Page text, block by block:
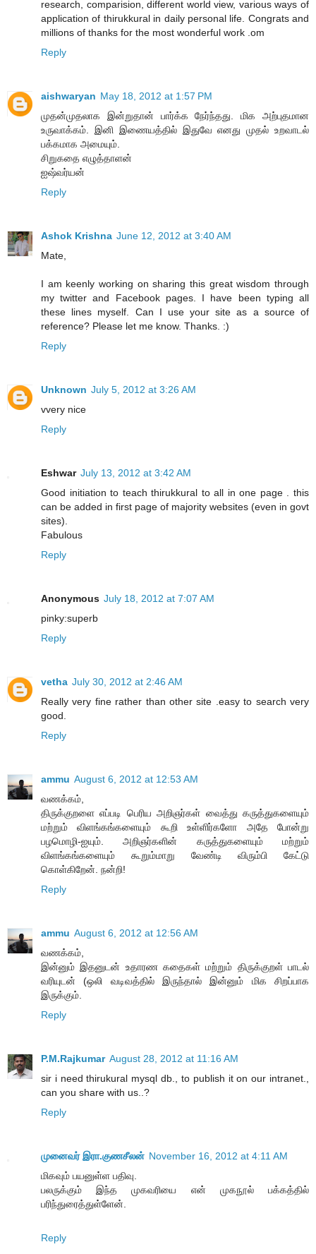
research, comparision, different world view, various ways of
application of thirukkural in daily personal life. Congrats and
millions of thanks for the most wonderful work .om
Reply
aishwaryan May 18, 2012 at 1:57 PM
முதன்முதலாக இன்றுதான் பார்க்க நேர்ந்தது. மிக அற்புதமான
உருவாக்கம். இனி இணையத்தில் இதுவே எனது முதல் உறவாடல்
பக்கமாக அமையும்.
சிறுகதை எழுத்தாளன்
ஐஷ்வர்யன்
Reply
Ashok Krishna June 12, 2012 at 3:40 AM
Mate,
I am keenly working on sharing this great wisdom through
my twitter and Facebook pages. I have been typing all
these lines myself. Can I use your site as a source of
reference? Please let me know. Thanks. :)
Reply
Unknown July 5, 2012 at 3:26 AM
vvery nice
Reply
Eshwar July 13, 2012 at 3:42 AM
Good initiation to teach thirukkural to all in one page . this
can be added in first page of majority websites (even in govt
sites).
Fabulous
Reply
Anonymous July 18, 2012 at 7:07 AM
pinky:superb
Reply
vetha July 30, 2012 at 2:46 AM
Really very fine rather than other site .easy to search very
good.
Reply
ammu August 6, 2012 at 12:53 AM
வணக்கம்,
திருக்குறளை எப்படி பெரிய அறிஞர்கள் வைத்து கருத்துகளையும்
மற்றும் விளங்கங்களையும் கூறி உள்ளிர்களோ அதே போன்று
பழமொழி-ஐயும். அறிஞர்களின் கருத்துகளையும் மற்றும்
விளங்கங்களையும் கூறும்மாறு வேண்டி விரும்பி கேட்டு
கொள்கிறேன். நன்றி!
Reply
ammu August 6, 2012 at 12:56 AM
வணக்கம்,
இன்னும் இதனுடன் உதாரண கதைகள் மற்றும் திருக்குறள் பாடல்
வரியுடன் (ஒலி வடிவத்தில் இருந்தால் இன்னும் மிக சிறப்பாக
இருக்கும்.
Reply
P.M.Rajkumar August 28, 2012 at 11:16 AM
sir i need thirukural mysql db., to publish it on our intranet.,
can you share with us..?
Reply
முனைவர் இரா.குணசீலன் November 16, 2012 at 4:11 AM
மிகவும் பயனுள்ள பதிவு.
பலருக்கும் இந்த முகவரியை என் முகநூல் பக்கத்தில்
பரிந்துரைத்துள்ளேன்.
Reply